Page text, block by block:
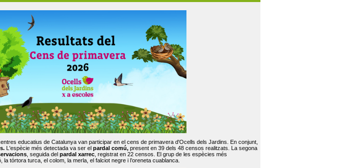
educatius de Catalunya van participar en el cens de primavera d'Ocells dels Jardins. En conjunt,
L'espècie més detectada va ser el pardal comú, present en 39 dels 48 censos realitzats. La segona
, seguida del pardal xarrec , registrat en 22 censos. El grup de les espècies més
tórtora turca, el colom, la merla, el falciot negre i l’oreneta cuablanca.